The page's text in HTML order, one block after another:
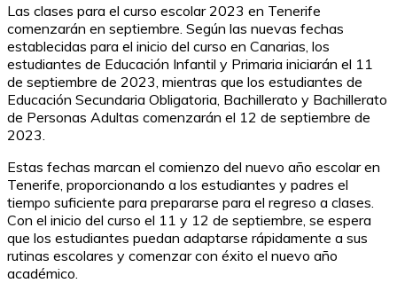
Las clases para el curso escolar 2023 en Tenerife
comenzarán en septiembre. Según las nuevas fechas
establecidas para el inicio del curso en Canarias, los
estudiantes de Educación Infantil y Primaria iniciarán el 11
de septiembre de 2023, mientras que los estudiantes de
Educación Secundaria Obligatoria, Bachillerato y Bachillerato
de Personas Adultas comenzarán el 12 de septiembre de
2023.
Estas fechas marcan el comienzo del nuevo año escolar en
Tenerife, proporcionando a los estudiantes y padres el
tiempo suficiente para prepararse para el regreso a clases.
Con el inicio del curso el 11 y 12 de septiembre, se espera
que los estudiantes puedan adaptarse rápidamente a sus
rutinas escolares y comenzar con éxito el nuevo año
académico.